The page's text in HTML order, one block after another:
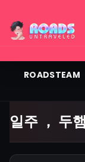
ROADSTEAM
일주 ， 두